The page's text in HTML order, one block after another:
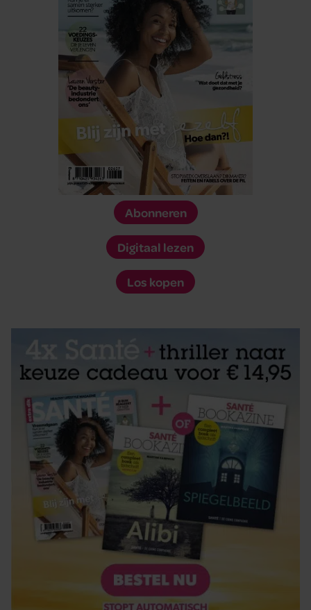
Abonneren
Digitaal lezen
Los kopen